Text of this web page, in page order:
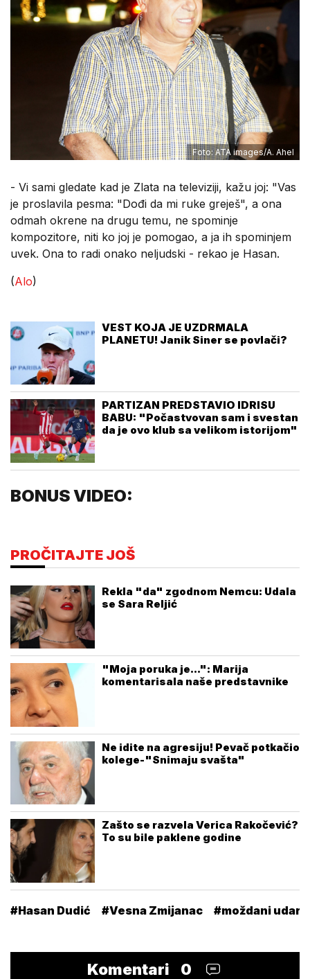
Foto: ATA images/A. Ahel
- Vi sami gledate kad je Zlata na televiziji, kažu joj: "Vas
je proslavila pesma: "Dođi da mi ruke greješ", a ona
odmah okrene na drugu temu, ne spominje
kompozitore, niti ko joj je pomogao, a ja ih spominjem
uvek. Ona to radi onako neljudski - rekao je Hasan.
(Alo)
VEST KOJA JE UZDRMALA
PLANETU! Janik Siner se povlači?
PARTIZAN PREDSTAVIO IDRISU
BABU: "Počastvovan sam i svestan
da je ovo klub sa velikom istorijom"
BONUS VIDEO:
PROČITAJTE JOŠ
Rekla "da" zgodnom Nemcu: Udala
se Sara Reljić
"Moja poruka je...": Marija
komentarisala naše predstavnike
Ne idite na agresiju! Pevač potkačio
kolege-"Snimaju svašta"
Zašto se razvela Verica Rakočević?
To su bile paklene godine
#Hasan Dudić #Vesna Zmijanac #moždani udar
Komentari 0